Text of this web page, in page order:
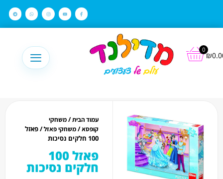
₪
0
עמוד הבית/משחקי
קופסא/משחקי פאזל/ פאזל
100 חלקים נסיכות
פאזל 100
חלקים נסיכות